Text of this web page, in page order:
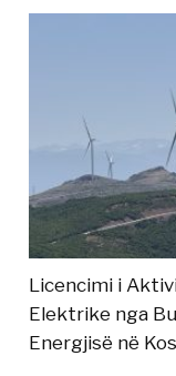
Licencimi i
Elektrike nga
Energjisë në